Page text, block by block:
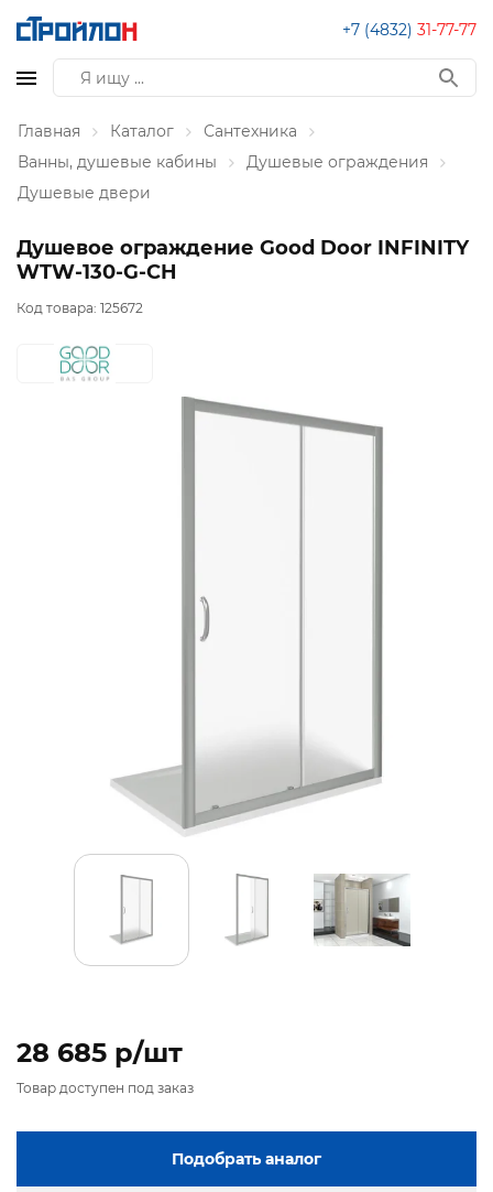
+7 (4832) 31-77-77
Главная Каталог
Сантехника
Ванны, душевые кабины
Душевые ограждения
Душевые двери
Душевое ограждение Good Door INFINITY
WTW-130-G-CH
Код товара: 125672
28 685 p/шт
Товар доступен под заказ
Подобрать аналог